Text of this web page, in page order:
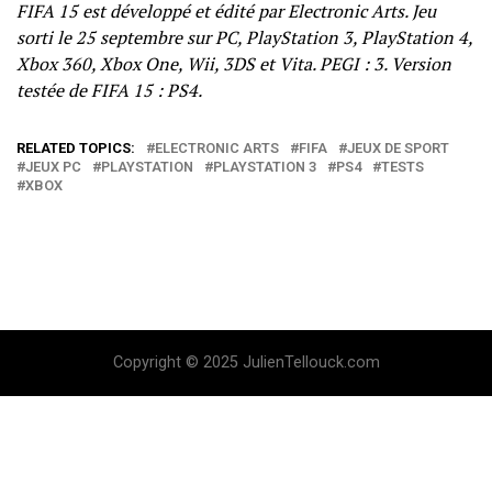
FIFA 15 est développé et édité par Electronic Arts. Jeu
sorti le 25 septembre sur PC, PlayStation 3, PlayStation 4,
Xbox 360, Xbox One, Wii, 3DS et Vita. PEGI : 3. Version
testée de FIFA 15 : PS4.
RELATED TOPICS: ELECTRONIC ARTS FIFA
JEUX DE SPORT
JEUX PC
PLAYSTATION PLAYSTATION 3 PS4
TESTS
XBOX
Copyright © 2025 JulienTellouck.com